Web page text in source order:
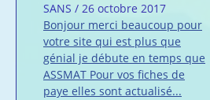
SANS / 26 octobre 2017
Bonjour merci beaucoup pour
votre site qui est plus que
génial je débute en temps que
ASSMAT Pour vos fiches de
paye elles sont actualisé...